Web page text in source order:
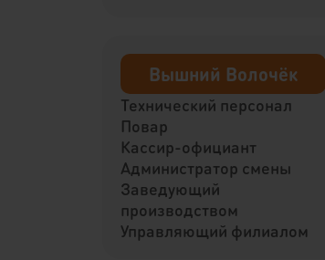
Вышний Волочёк
Технический персонал
Повар
Кассир-официант
Администратор смены
Заведующий
производством
Управляющий филиалом